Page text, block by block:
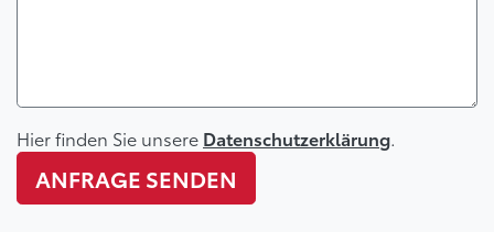
Hier finden Sie unsere Datenschutzerklärung.
ANFRAGE SENDEN